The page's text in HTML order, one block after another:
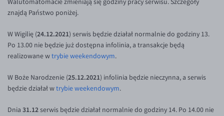
Inne pary walutowe
BGN/PLN
CAD/PLN
CNY/PLN
HKD/PLN
HUF/PLN
Aplikacja mobilna
Pomoc
Pomoc
FAQ
Konto i opłaty
Wymiana walut
Poradnik
Kontakt
Dla mediów
PL
Walutomatomacie zmieniają się godziny pracy serwisu. Szczegóły
znajdą Państwo poniżej.
W Wigilię (24.12.2021) serwis będzie działał normalnie do godziny 13.
Po 13.00 nie będzie już dostępna infolinia, a transakcje będą
realizowane wtrybie weekendowym.
W Boże Narodzenie (25.12.2021) infolinia będzie nieczynna, a serwis
będzie działał wtrybie weekendowym.
Dnia 31.12serwis będzie działał normalnie do godziny 14. Po 14.00 nie